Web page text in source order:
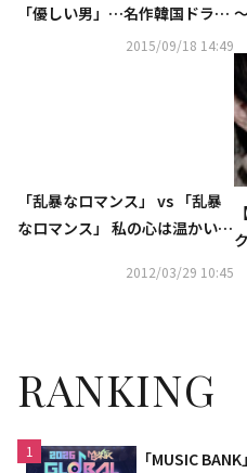
「優しい男」…名作韓国ドラマ
13作品のDVD-BOXが￥5,000
2015/09/18 14:49
「乱暴なロマンス」 vs 「乱暴
なロマンス」 私の心は温かいス
2012/03/29 10:45
RANKING
1
「MUSIC